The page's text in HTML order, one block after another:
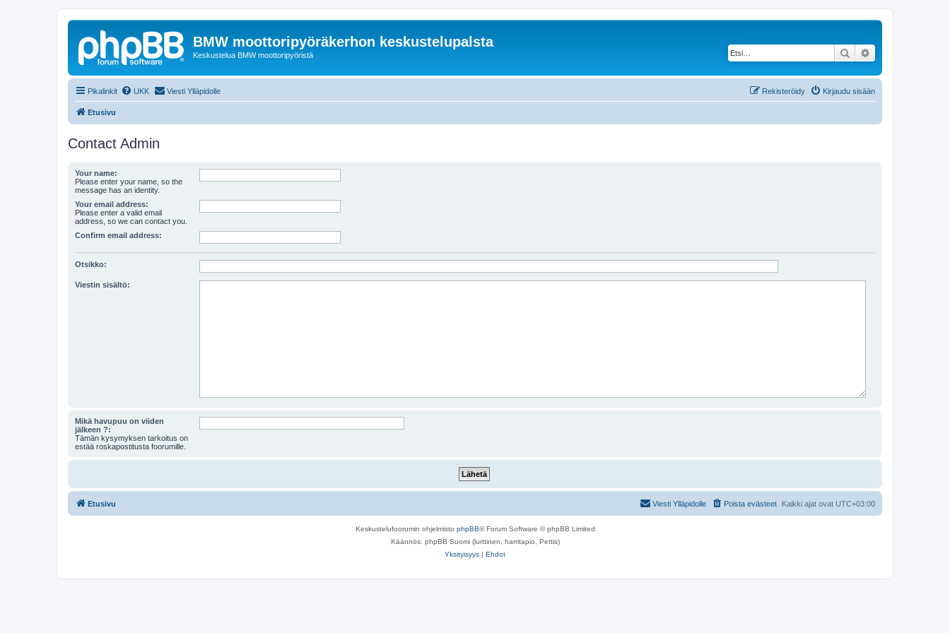
BMW moottoripyöräkerhon keskustelupalsta
Keskustelua BMW moottoripyöristä Etsi
Pikalinkit UKK Viesti Ylläpidolle Kirjaudu sisään
Rekisteröidy
Etusivu
Contact Admin
Your name:
Please enter your name, so the
message has an identity.
Your email address:
Please enter a valid email
address, so we can contact you.
Confirm email address:
Otsikko:
Viestin sisältö:
Mikä havupuu on viiden
jälkeen ?:
Tämän kysymyksen tarkoitus on
estää roskapostitusta foorumille.
Etusivu Kaikki ajat ovat UTC+03:00
Poista evästeet
Viesti Ylläpidolle
Keskustelufoorumin ohjelmisto phpBB® Forum Software © phpBB Limited
Käännös: phpBB Suomi (lurttinen, harritapio, Pettis)
Yksityisyys | Ehdot